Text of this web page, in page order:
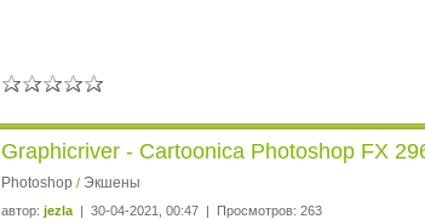
Graphicriver - Cartoonica Photoshop FX
Photoshop / Экшены
автор: jezla | 30-04-2021, 00:47 | Просмотров: 263